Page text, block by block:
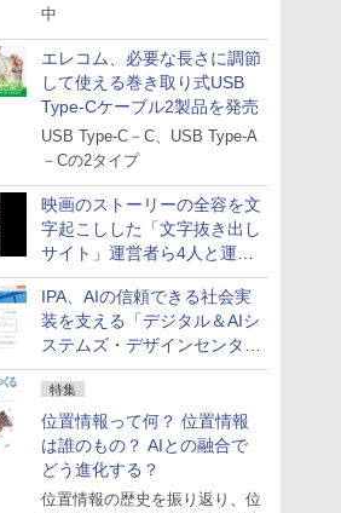
中
エレコム、必要な長さに調節
して使える巻き取り式USB
Type-Cケーブル2製品を発売
USB Type-C－C、USB Type-A
－Cの2タイプ
映画のストーリーの全容を文
字起こしした「文字抜き出し
サイト」運営者ら4人と運営
法人に有罪判決
IPA、AIの信頼できる社会実
装を支える「デジタル＆AIシ
ステムズ・デザインセンタ
ー」新設
特集
位置情報って何？ 位置情報
は誰のもの？ AIとの融合で
どう進化する？
位置情報の歴史を振り返り、位